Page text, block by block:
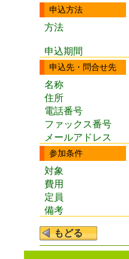
申込方法
方法
申込期間
申込先・問合せ先
名称
住所
電話番号
ファックス番号
メールアドレス
参加条件
対象
費用
定員
備考